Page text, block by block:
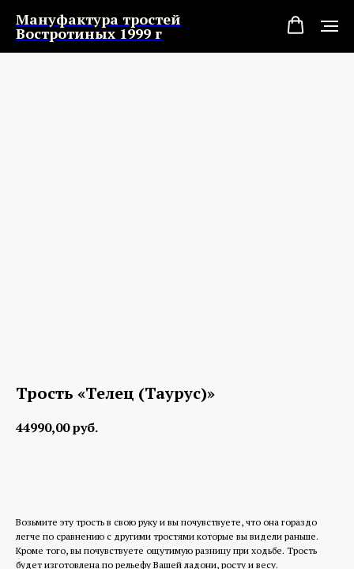
Мануфактура тростей
Востротиных 1999 г
Трость «Телец (Таурус)»
44990,00руб.
Возьмите эту трость в свою руку и вы почувствуете, что она гораздо
легче по сравнению с другими тростями которые вы видели раньше.
Кроме того, вы почувствуете ощутимую разницу при ходьбе. Трость
будет изготовлена по рельефу Вашей ладони, росту и весу.